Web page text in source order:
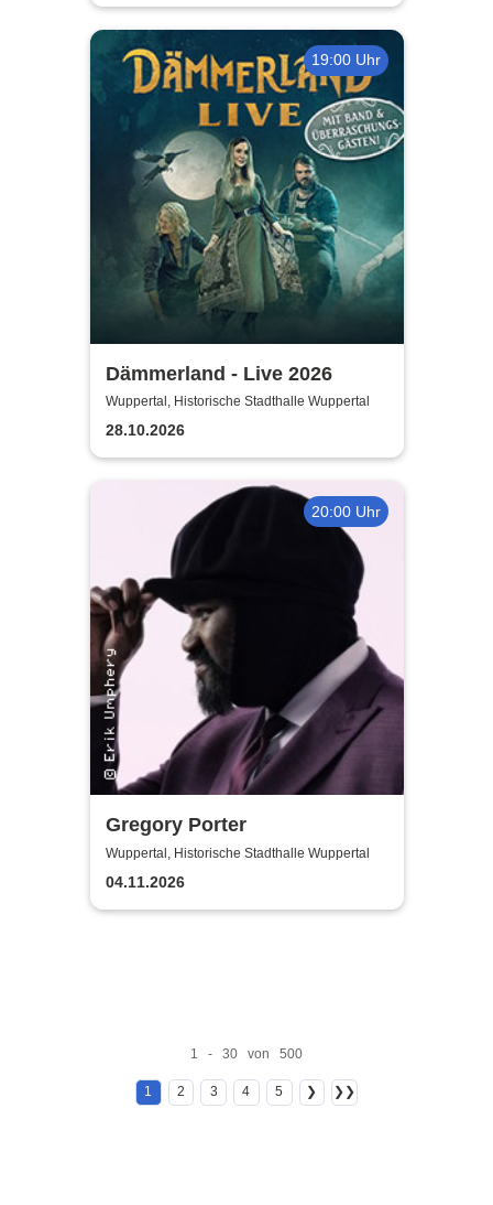
19:00 Uhr
Dämmerland - Live 2026
Wuppertal, Historische Stadthalle Wuppertal
28.10.2026
20:00 Uhr
Gregory Porter
Wuppertal, Historische Stadthalle Wuppertal
04.11.2026
1 - 30 von 500
1 2 3 4 5 ❯ ❯❯